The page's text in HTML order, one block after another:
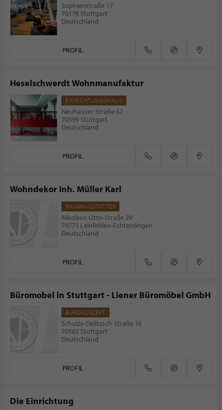
Sophienstraße 17
70178 Stuttgart
Deutschland
PROFIL
Heselschwerdt Wohnmanufaktur
EINRICHTUNGSHAUS
Neuhauser Straße 57
70599 Stuttgart
Deutschland
PROFIL
Wohndekor Inh. Müller Karl
RAUMAUSSTATTER
Nikolaus-Otto-Straße 29
70771 Leinfelden-Echterdingen
Deutschland
PROFIL
Büromobel in Stuttgart - Liener Büromöbel GmbH
BÜROKONZEPT
Schulze-Delitzsch-Straße 16
70565 Stuttgart
Deutschland
PROFIL
Die Einrichtung